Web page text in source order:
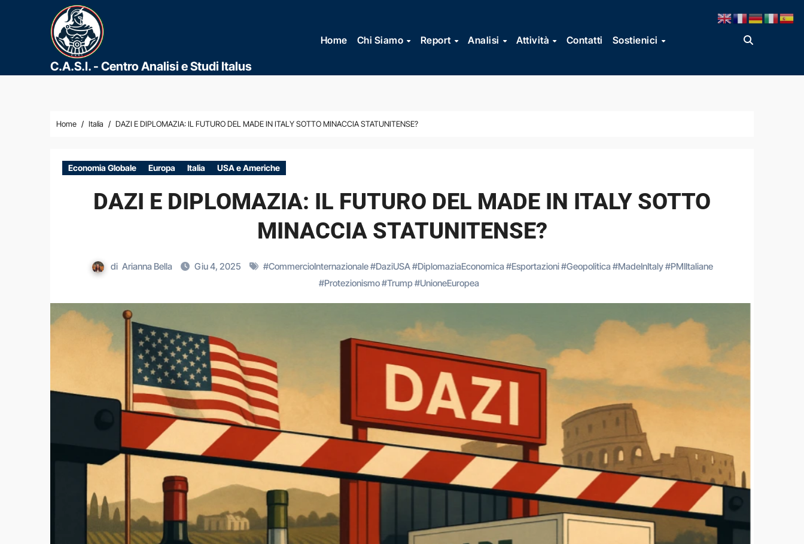
contenuto
C.A.S.I. - Centro Analisi e Studi Italus
Home Chi Siamo Report Analisi Attività Contatti Sostienici
Home Italia DAZI E DIPLOMAZIA: IL FUTURO DEL MADE IN ITALY SOTTO MINACCIA STATUNITENSE?
Economia Globale Europa Italia USA e Americhe
DAZI E DIPLOMAZIA: IL FUTURO DEL MADE IN ITALY SOTTO
MINACCIA STATUNITENSE?
di Arianna Bella Giu 4, 2025 #CommercioInternazionale#DaziUSA#DiplomaziaEconomica#Esportazioni#Geopolitica#MadeInItaly#PMIItaliane
#Protezionismo#Trump#UnioneEuropea